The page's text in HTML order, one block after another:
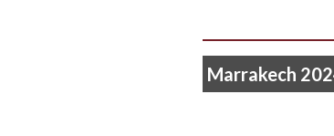
Marrakech